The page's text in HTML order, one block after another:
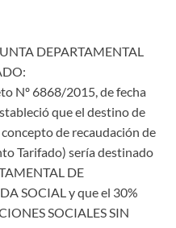
DEPARTAMENTAL
Nº 6868/2015, de fecha
que el destino de
de recaudación de
Tarifado) sería destinado
DE
SOCIAL y que el 30%
SOCIALES SIN